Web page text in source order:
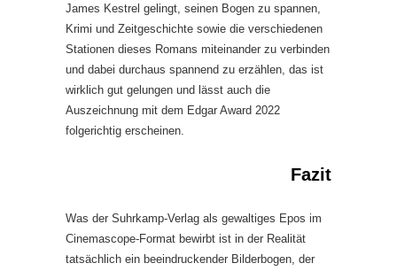
James Kestrel gelingt, seinen Bogen zu spannen,
Krimi und Zeitgeschichte sowie die verschiedenen
Stationen dieses Romans miteinander zu verbinden
und dabei durchaus spannend zu erzählen, das ist
wirklich gut gelungen und lässt auch die
Auszeichnung mit dem Edgar Award 2022
folgerichtig erscheinen.
Fazit
Was der Suhrkamp-Verlag als gewaltiges Epos im
Cinemascope-Format bewirbt ist in der Realität
tatsächlich ein beeindruckender Bilderbogen, der